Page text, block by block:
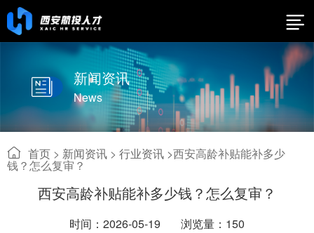
新闻资讯
News
首页 > 新闻资讯 > 行业资讯 >西安高龄补贴能补多少
钱？怎么复审？
西安高龄补贴能补多少钱？怎么复审？
时间：2026-05-19
浏览量：150